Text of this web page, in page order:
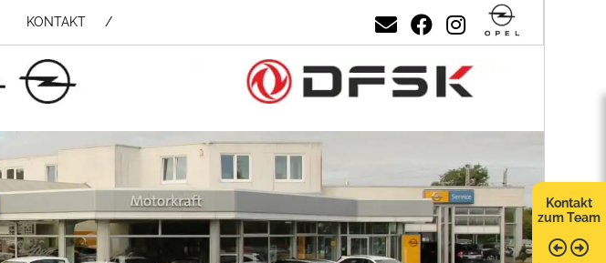
KONTAKT
Kontakt
zum Team